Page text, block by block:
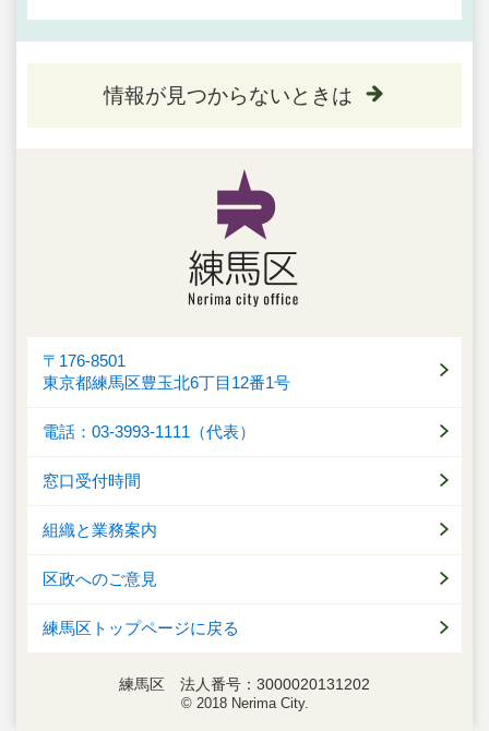
情報が見つからないときは
〒176-8501
東京都練馬区豊玉北6丁目12番1号
電話：03-3993-1111（代表）
窓口受付時間
組織と業務案内
区政へのご意見
練馬区トップページに戻る
練馬区 法人番号：3000020131202
© 2018 Nerima City.